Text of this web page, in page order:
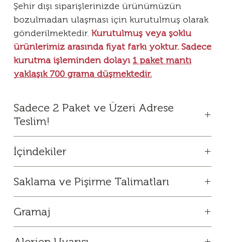
Şehir dışı siparişlerinizde ürünümüzün
bozulmadan ulaşması için kurutulmuş olarak
gönderilmektedir. Kurutulmuş veya şoklu
ürünlerimiz arasında fiyat farkı yoktur. Sadece
kurutma işleminden dolayı 1 paket mantı
yaklaşık 700 grama düşmektedir.
Sadece 2 Paket ve Üzeri Adrese
Teslim!
olarak şoklanmış paketlerde, kargo siparişlerinizde
önceden fırınlanmış olarak gönderilmektedir.
En az iki kilogram (2 paket) olarak sipariş edilebilir.
Sorunlarınız için sağ altta bulunan sohbet
butonuna tıklayarak bizimle iletişime
geçebilirsiniz.
İçindekiler
yumurta, su, soğan, tuz, karabiber,
pul biber.
Saklama ve Pişirme Talimatları
sıcaklığında bekletmeyiniz. Kaynayan suya tuz ve az
miktarda sıvı yağ ilave ediniz. Su kaynadıktan sonra
ürünü buzluktan çıkarıp, çözülmesini beklemeden
Gramaj